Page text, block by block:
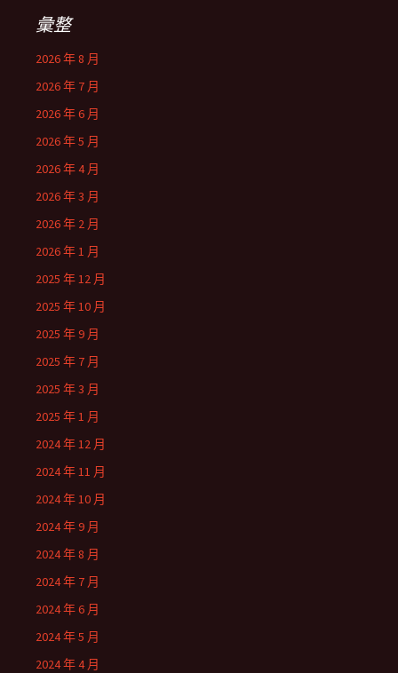
彙整
2026 年 8 月
2026 年 7 月
2026 年 6 月
2026 年 5 月
2026 年 4 月
2026 年 3 月
2026 年 2 月
2026 年 1 月
2025 年 12 月
2025 年 10 月
2025 年 9 月
2025 年 7 月
2025 年 3 月
2025 年 1 月
2024 年 12 月
2024 年 11 月
2024 年 10 月
2024 年 9 月
2024 年 8 月
2024 年 7 月
2024 年 6 月
2024 年 5 月
2024 年 4 月